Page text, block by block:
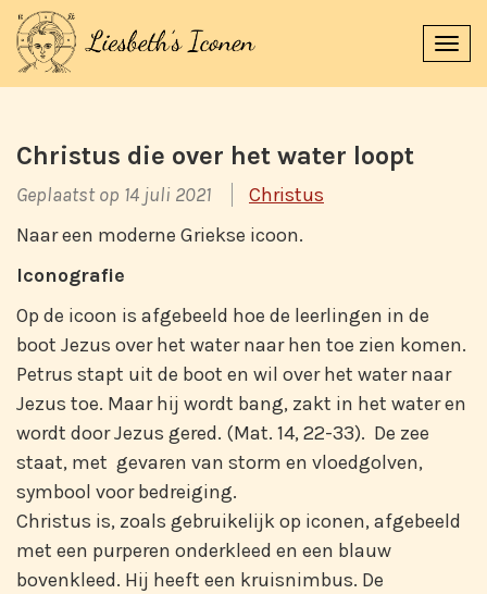
Christus die over het water loopt
Geplaatst op 14 juli 2021
Christus
Naar een moderne Griekse icoon.
Iconografie
Op de icoon is afgebeeld hoe de leerlingen in de
boot Jezus over het water naar hen toe zien komen.
Petrus stapt uit de boot en wil over het water naar
Jezus toe. Maar hij wordt bang, zakt in het water en
wordt door Jezus gered. (Mat. 14, 22-33). De zee
staat, met gevaren van storm en vloedgolven,
symbool voor bedreiging.
Christus is, zoals gebruikelijk op iconen, afgebeeld
met een purperen onderkleed en een blauw
bovenkleed. Hij heeft een kruisnimbus. De